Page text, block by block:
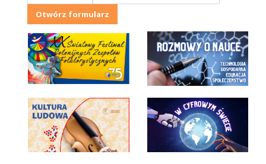
Otwórz formularz